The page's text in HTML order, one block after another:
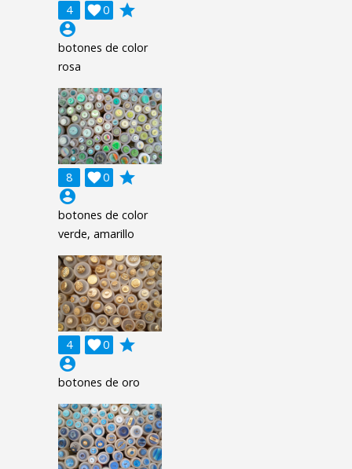
4 0

grade
account_circle
botones de color
rosa
8 0

grade
account_circle
botones de color
verde, amarillo
4 0

grade
account_circle
botones de oro